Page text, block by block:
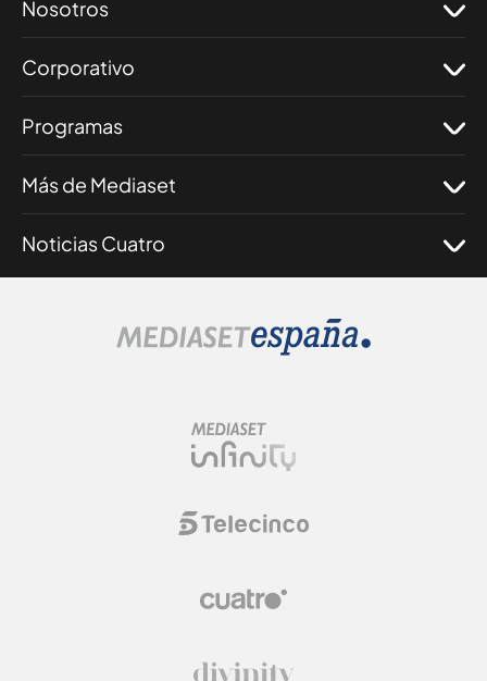
Nosotros
Corporativo
Programas
Más de Mediaset
Noticias Cuatro